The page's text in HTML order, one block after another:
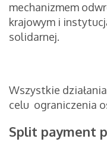
mechanizmem
krajowym i
solidarnej.
Wszystkie
celu ograniczenia
Split payment